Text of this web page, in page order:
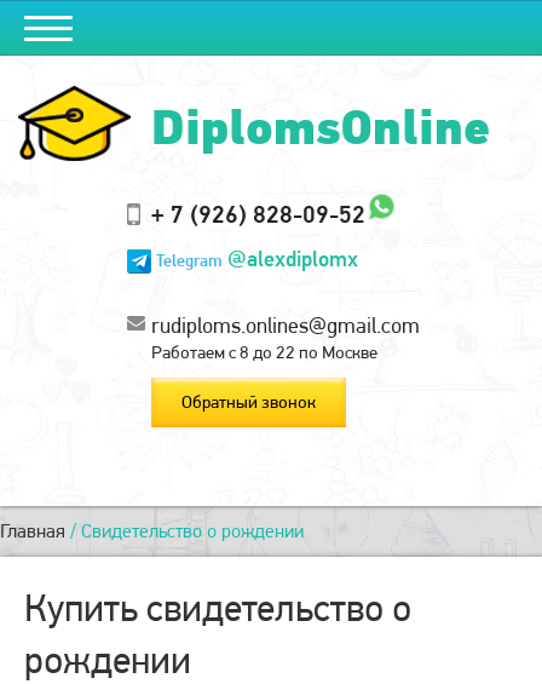
DiplomsOnline
+ 7 (926) 828-09-52
Telegram @alexdiplomx
rudiploms.onlines@gmail.com
Работаем с 8 до 22 по Москве
Обратный звонок
Главная / Свидетельство о рождении
Купить свидетельство о
рождении